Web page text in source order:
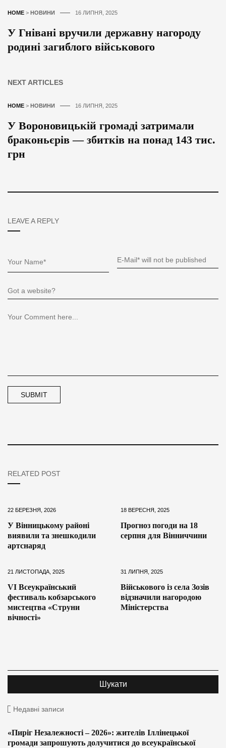
HOME > НОВИНИ 16 ЛИПНЯ, 2025
У Гнівані вручили державну нагороду
родині загиблого військового
NEXT ARTICLES
HOME > НОВИНИ 16 ЛИПНЯ, 2025
У Вороновицькій громаді затримали
браконьєрів — збитків на понад 143 тис.
грн
LEAVE A REPLY
RELATED POST
22 БЕРЕЗНЯ, 2026
У Вінницькому районі
виявили та знешкодили
артснаряд
18 ВЕРЕСНЯ, 2025
Прогноз погоди на 18
серпня для Вінниччини
21 ЛИСТОПАДА, 2025
VІ Всеукраїнський
фестиваль кобзарського
мистецтва «Струни
вічності»
31 ЛИПНЯ, 2025
Військового із села Зозів
відзначили нагородою
Міністерства
Недавні записи
«Пиріг Незалежності – 2026»: жителів Іллінецької
громади запрошують долучитися до всеукраїнської